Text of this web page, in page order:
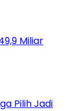
Miliar
Pilih Jadi